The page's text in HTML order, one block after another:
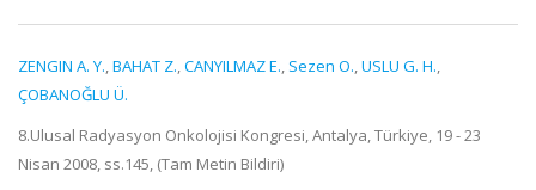
ZENGIN A. Y.,BAHAT Z.,CANYILMAZ E., Sezen O.,USLU G. H.,
ÇOBANOĞLU Ü.
8.Ulusal Radyasyon Onkolojisi Kongresi, Antalya, Türkiye, 19 - 23
Nisan 2008, ss.145, (Tam Metin Bildiri)